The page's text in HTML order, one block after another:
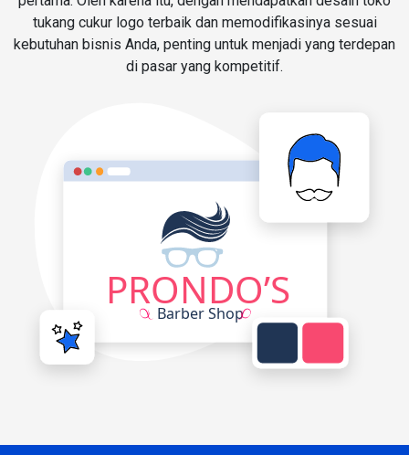
tukang cukur logo terbaik dan memodifikasinya sesuai
kebutuhan bisnis Anda, penting untuk menjadi yang terdepan
di pasar yang kompetitif.